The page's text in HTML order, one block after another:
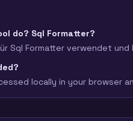
do? Sql Formatter?
Sql Formatter verwendet
locally in your browser